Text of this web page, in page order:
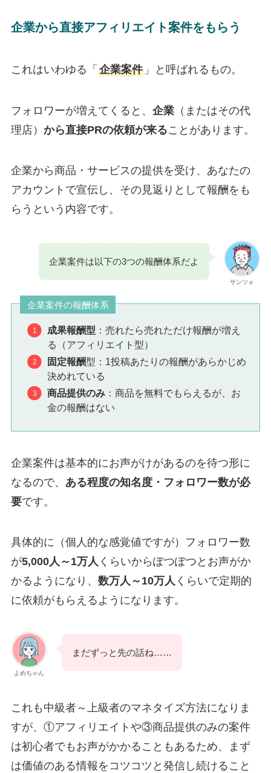
企業から直接アフィリエイト案件をもらう
これはいわゆる「 企業案件」と呼ばれるもの。
フォロワーが増えてくると、 企業（またはその代
理店） から直接PRの依頼が来ることがあります。
企業から商品・サービスの提供を受け、あなたの
アカウントで宣伝し、その見返りとして報酬をも
らうという内容です。
サンツォ
企業案件は以下の3つの報酬体系だよ
企業案件の報酬体系
成果報酬型 ：売れたら売れただけ報酬が増え
る（アフィリエイト型）
固定報酬型：1投稿あたりの報酬があらかじめ
決めれている
商品提供のみ：商品を無料でもらえるが、お
金の報酬はない
企業案件は基本的にお声がけがあるのを待つ形に
なるので、 ある程度の知名度・フォロワー数が必
要です。
具体的に（個人的な感覚値ですが）フォロワー数
が5,000人～1万人 くらいからぽつぽつとお声がか
かるようになり、 数万人～10万人 くらいで定期的
に依頼がもらえるようになります。
よめちゃん
まだずっと先の話ね……
これも中級者～上級者のマネタイズ方法になりま
すが、①アフィリエイトや③商品提供のみの案件
は初心者でもお声がかかることもあるため、まず
は価値のある情報をコツコツと発信し続けること